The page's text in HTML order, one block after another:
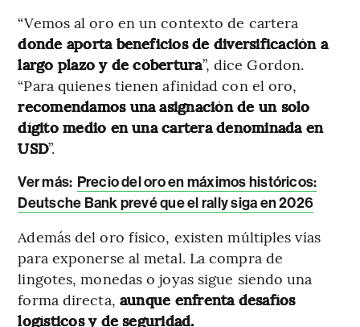
“Vemos al oro en un contexto de cartera
donde aporta beneficios de diversificación a
largo plazo y de cobertura”, dice Gordon.
“Para quienes tienen afinidad con el oro,
recomendamos una asignación de un solo
dígito medio en una cartera denominada en
USD”.
Ver más: Precio del oro en máximos históricos:
Deutsche Bank prevé que el rally siga en 2026
Además del oro físico, existen múltiples vías
para exponerse al metal. La compra de
lingotes, monedas o joyas sigue siendo una
forma directa, aunque enfrenta desafíos
logísticos y de seguridad.